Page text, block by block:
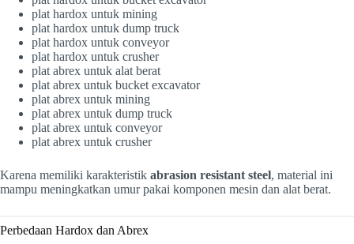
plat hardox untuk mining
plat hardox untuk dump truck
plat hardox untuk conveyor
plat hardox untuk crusher
plat abrex untuk alat berat
plat abrex untuk bucket excavator
plat abrex untuk mining
plat abrex untuk dump truck
plat abrex untuk conveyor
plat abrex untuk crusher
Karena memiliki karakteristik abrasion resistant steel, material ini
mampu meningkatkan umur pakai komponen mesin dan alat berat.
Perbedaan Hardox dan Abrex